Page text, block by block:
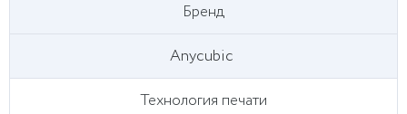
Бренд
Anycubic
Технология печати